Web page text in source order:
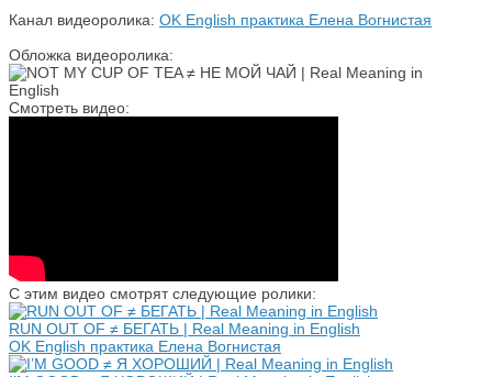
Канал видеоролика: OK English практика Елена Вогнистая
Обложка видеоролика:
Смотреть видео:
С этим видео смотрят следующие ролики:
RUN OUT OF ≠ БЕГАТЬ | Real Meaning in English
OK English практика Елена Вогнистая